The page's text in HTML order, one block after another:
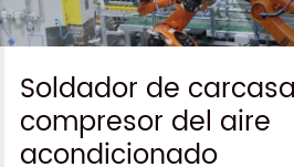
Soldador de
compresor del aire
acondicionado